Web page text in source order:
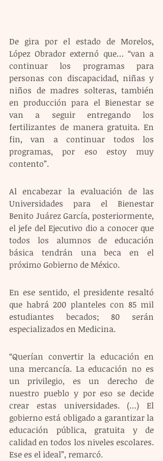
De gira por el estado de Morelos,
López Obrador externó que… “van a
continuar los programas para
personas con discapacidad, niñas y
niños de madres solteras, también
en producción para el Bienestar se
van a seguir entregando los
fertilizantes de manera gratuita. En
fin, van a continuar todos los
programas, por eso estoy muy
contento”.
Al encabezar la evaluación de las
Universidades para el Bienestar
Benito Juárez García, posteriormente,
el jefe del Ejecutivo dio a conocer que
todos los alumnos de educación
básica tendrán una beca en el
próximo Gobierno de México.
En ese sentido, el presidente resaltó
que habrá 200 planteles con 85 mil
estudiantes becados; 80 serán
especializados en Medicina.
“Querían convertir la educación en
una mercancía. La educación no es
un privilegio, es un derecho de
nuestro pueblo y por eso se decide
crear estas universidades. (…) El
gobierno está obligado a garantizar la
educación pública, gratuita y de
calidad en todos los niveles escolares.
Ese es el ideal”, remarcó.